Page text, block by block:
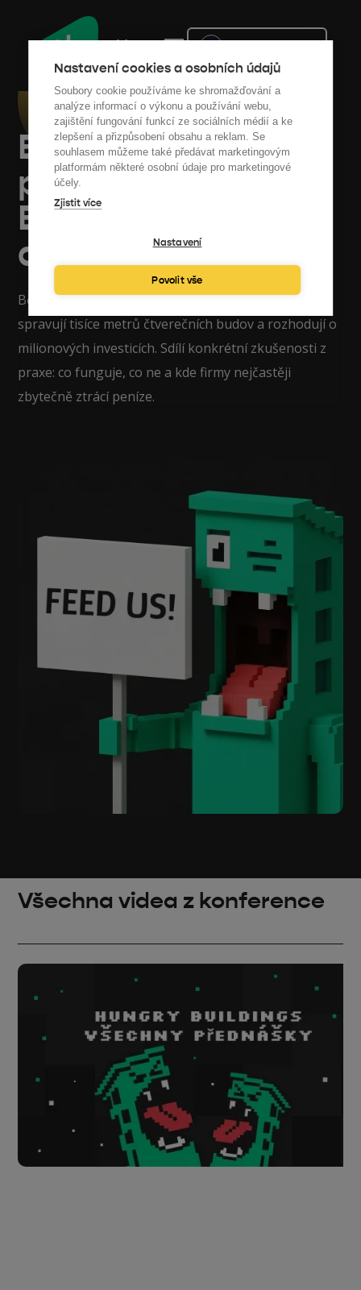
Nastavení cookies a osobních údajů
Soubory cookie používáme ke shromažďování a
analýze informací o výkonu a používání webu,
zajištění fungování funkcí ze sociálních médií a ke
zlepšení a přizpůsobení obsahu a reklam. Se
souhlasem můžeme také předávat marketingovým
platformám některé osobní údaje pro marketingové
účely.
Zjistit více
Nastavení
Povolit vše
Menu Nepřihlášen
Budovy vám žerou
peníze. Z Hungry
Buildings se
dozvíte, jak na ně.
Během jednoho dne se na pódiu potkali lidé, kteří
spravují tisíce metrů čtverečních budov a rozhodují o
milionových investicích. Sdílí konkrétní zkušenosti z
praxe: co funguje, co ne a kde firmy nejčastěji
zbytečně ztrácí peníze.
Všechna videa z konference